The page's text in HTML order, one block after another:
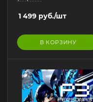
1 499 руб./шт
В КОРЗИНУ